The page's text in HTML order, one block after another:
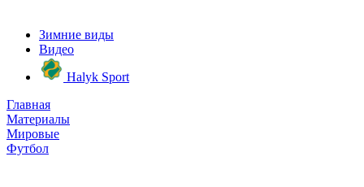
Зимние виды
Видео
Halyk Sport
Главная
Материалы
Мировые
Футбол